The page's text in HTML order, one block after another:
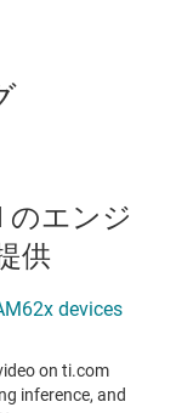
のエンジ
供